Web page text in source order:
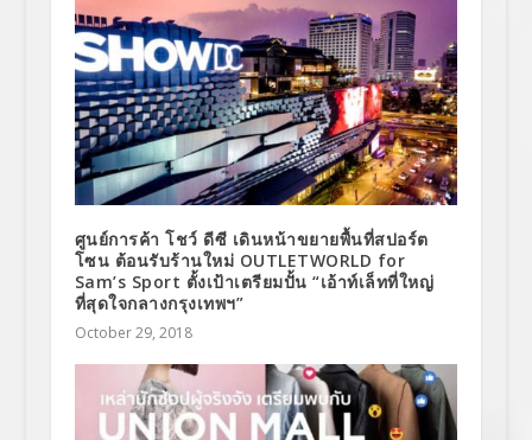
ศูนย์การค้า โชว์ ดีซี เดินหน้าขยายพื้นที่สปอร์ต
โซน ต้อนรับร้านใหม่ OUTLETWORLD for
Sam’s Sport ตั้งเป้าเตรียมปั้น “เอ้าท์เล็ทที่ใหญ่
ที่สุดใจกลางกรุงเทพฯ”
October 29, 2018